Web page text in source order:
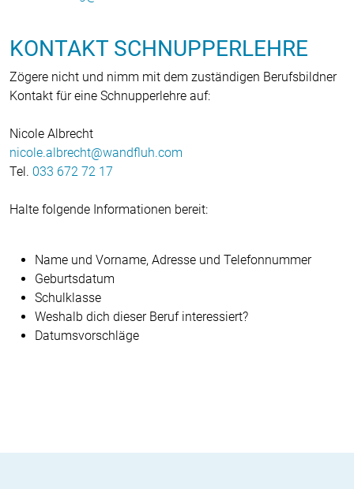
KONTAKT SCHNUPPERLEHRE
Zögere nicht und nimm mit dem zuständigen Berufsbildner
Kontakt für eine Schnupperlehre auf:
Nicole Albrecht
nicole.albrecht
wandfluh com
Tel. 033 672 72 17
Halte folgende Informationen bereit:
Name und Vorname, Adresse und Telefonnummer
Geburtsdatum
Schulklasse
Weshalb dich dieser Beruf interessiert?
Datumsvorschläge